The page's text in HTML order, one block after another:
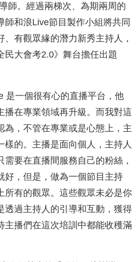
師。經過兩梯次、為期兩周的
師和浪Live節目製作小組將共同
有觀眾緣的潛力新秀主持人，
民大會考2.0》舞台擔任出題
是一個很有心的直播平台，他
播在專業領域再升級。而我對這
為，不管在專業或是心態上，主
樣的。主播是面向個人，主持人
需要在直播間服務自己的粉絲，
好，但是，做為一個節目主持
所有的觀眾。這些觀眾未必是你
透過主持人的引導和互動，獲得
主播們在這次培訓中都能收穫滿